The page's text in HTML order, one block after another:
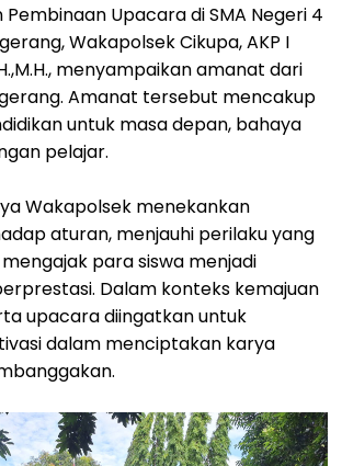
Upacara di SMA Negeri 4
Wakapolsek Cikupa, AKP I
menyampaikan amanat dari
Amanat tersebut mencakup
untuk masa depan, bahaya
pelajar.
Wakapolsek menekankan
aturan, menjauhi perilaku yang
para siswa menjadi
Dalam konteks kemajuan
upacara diingatkan untuk
dalam menciptakan karya